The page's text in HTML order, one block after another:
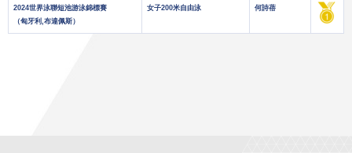
2024世界泳聯短池游泳錦標賽
（匈牙利,布達佩斯）
女子200米自由泳 何詩蓓